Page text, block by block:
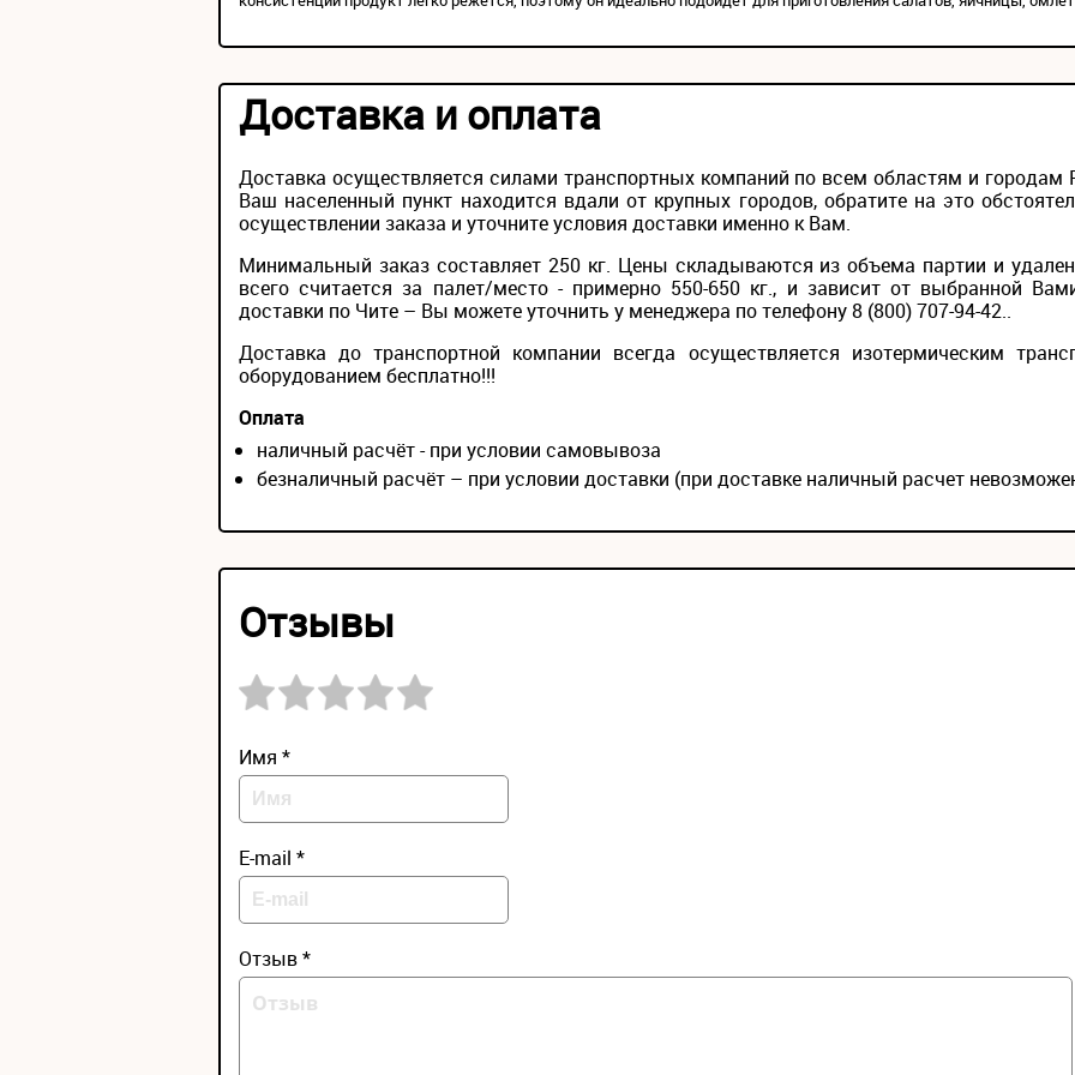
Доставка и оплата
Доставка осуществляется силами транспортных компаний по всем областям и городам
Ваш населенный пункт находится вдали от крупных городов, обратите на это
осуществлении заказа и уточните условия доставки именно к Вам.
Минимальный заказ составляет 250 кг. Цены складываются из объема партии и
всего считается за палет/место - примерно 550-650 кг., и зависит от выбранной
доставки по Чите – Вы можете уточнить у менеджера по телефону 8 (800) 707-94-42..
Доставка до транспортной компании всегда осуществляется изотермическим
оборудованием бесплатно!!!
Оплата
наличный расчёт - при условии самовывоза
безналичный расчёт – при условии доставки (при доставке наличный расчет
Отзывы
Имя *
E-mail *
Отзыв *